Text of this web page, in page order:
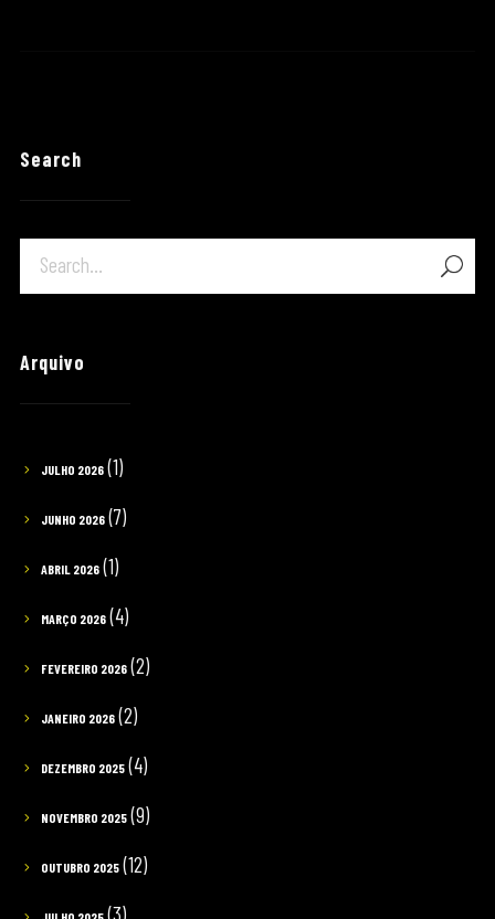
Search
Arquivo
JULHO 2026(1)
JUNHO 2026(7)
ABRIL 2026(1)
MARÇO 2026(4)
FEVEREIRO 2026(2)
JANEIRO 2026(2)
DEZEMBRO 2025(4)
NOVEMBRO 2025(9)
OUTUBRO 2025(12)
(3)